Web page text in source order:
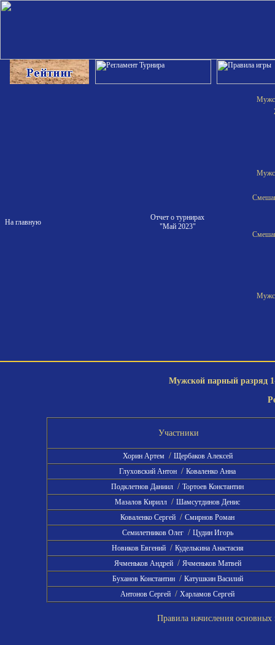
На главную
Отчет о турнирах
"Май 2023"
Мужской парный разряд
Участники
Хорин Артем / Щербаков Алексей
Глуховский Антон / Коваленко Анна
Подклетнов Даниил / Тортоев Константин
Мазалов Кирилл / Шамсутдинов Денис
Коваленко Сергей / Смирнов Роман
Семилетников Олег / Цудин Игорь
Новиков Евгений / Куделькина Анастасия
Ячменьков Андрей / Ячменьков Матвей
Буханов Константин / Катушкин Василий
Антонов Сергей / Харламов Сергей
Правила начисления